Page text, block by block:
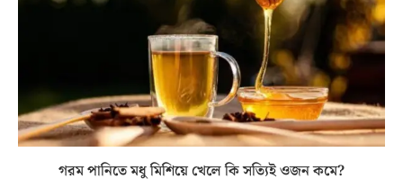
গরম পানিতে মধু মিশিয়ে খেলে কি সত্যিই ওজন কমে?